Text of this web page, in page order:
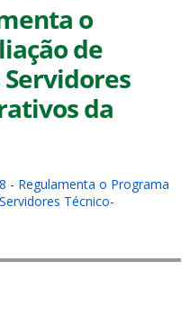
o
de
da
- Regulamenta o Programa
Técnico-